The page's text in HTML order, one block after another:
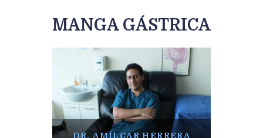
MANGA GÁSTRICA
DR. AMÍLCAR HERRERA